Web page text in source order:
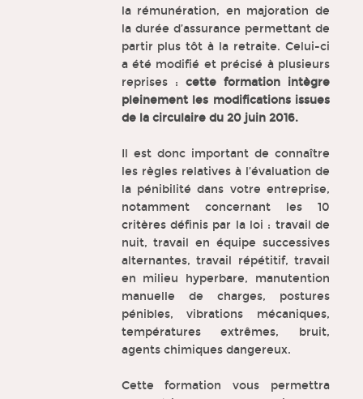
la rémunération, en majoration de
la durée d’assurance permettant de
partir plus tôt à la retraite. Celui-ci
a été modifié et précisé à plusieurs
reprises : cette formation intègre
pleinement les modifications issues
de la circulaire du 20 juin 2016.
Il est donc important de connaître
les règles relatives à l’évaluation de
la pénibilité dans votre entreprise,
notamment concernant les 10
critères définis par la loi : travail de
nuit, travail en équipe successives
alternantes, travail répétitif, travail
en milieu hyperbare, manutention
manuelle de charges, postures
pénibles, vibrations mécaniques,
températures extrêmes, bruit,
agents chimiques dangereux.
Cette formation vous permettra